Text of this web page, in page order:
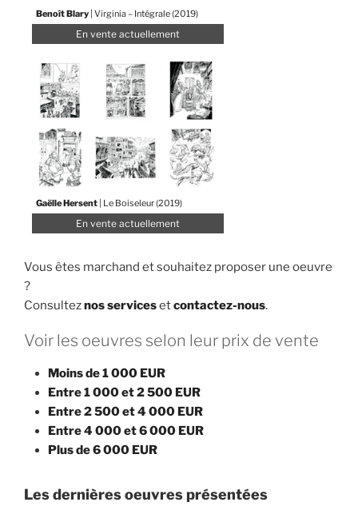
Benoît Blary | Virginia – Intégrale (2019)
En vente actuellement
Gaëlle Hersent | Le Boiseleur (2019)
En vente actuellement
Vous êtes marchand et souhaitez proposer une oeuvre
?
Consulteznos servicesetcontactez-nous.
Voir les oeuvres selon leur prix de vente
Moins de 1 000 EUR
Entre 1 000 et 2 500 EUR
Entre 2 500 et 4 000 EUR
Entre 4 000 et 6 000 EUR
Plus de 6 000 EUR
Les dernières oeuvres présentées